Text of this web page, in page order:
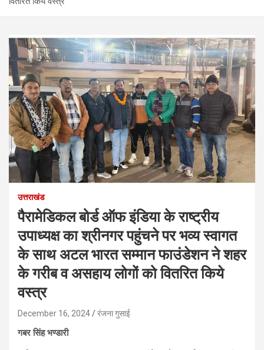
उत्तराखंड
पैरामेडिकल बोर्ड ऑफ इंडिया के राष्ट्रीय
उपाध्यक्ष का श्रीनगर पहुंचने पर भव्य स्वागत
के साथ अटल भारत सम्मान फाउंडेशन ने शहर
के गरीब व असहाय लोगों को वितरित किये
वस्त्र
December 16, 2024 रंजना गुसाई
गबर सिंह भण्डारी